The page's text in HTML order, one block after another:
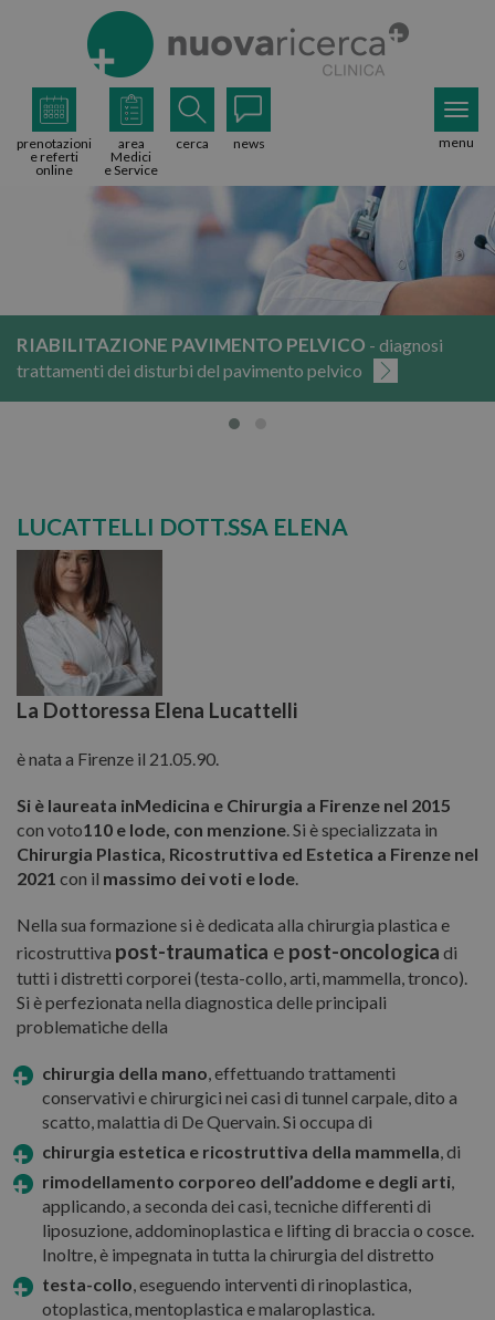
prenotazioni
e referti
online
area
Medici
e Service
cerca news menu
RIABILITAZIONE PAVIMENTO PELVICO - diagnosi
trattamenti dei disturbi del pavimento pelvico
LUCATTELLI DOTT.SSA ELENA
La Dottoressa Elena Lucattelli
è nata a Firenze il 21.05.90.
Si è laureata inMedicina e Chirurgia a Firenze nel 2015
con voto110 e lode, con menzione . Si è specializzata in
Chirurgia Plastica, Ricostruttiva ed Estetica a Firenze nel
2021 con il massimo dei voti e lode
Nella sua formazione si è dedicata alla chirurgia plastica e
ricostruttiva post-traumatica e post-oncologica di
tutti i distretti corporei (testa-collo, arti, mammella, tronco).
Si è perfezionata nella diagnostica delle principali
problematiche della
chirurgia della mano , effettuando trattamenti
conservativi e chirurgici nei casi di tunnel carpale, dito a
scatto, malattia di De Quervain. Si occupa di
chirurgia estetica e ricostruttiva della mammella , di
rimodellamento corporeo dell’addome e degli arti
applicando, a seconda dei casi, tecniche differenti di
liposuzione, addominoplastica e lifting di braccia o cosce.
Inoltre, è impegnata in tutta la chirurgia del distretto
testa-collo , eseguendo interventi di rinoplastica,
otoplastica, mentoplastica e malaroplastica.